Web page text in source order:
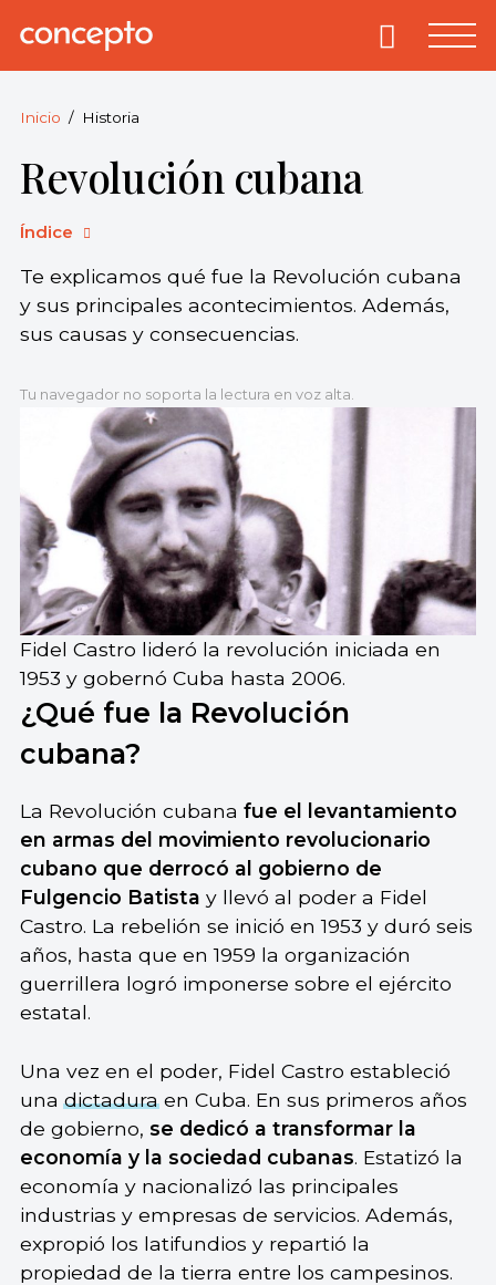
Concepto.
derechos
reservados.
Primary
Inicio Historia
Revolución cubana
Índice
Te explicamos qué fue la Revolución cubana
y sus principales acontecimientos. Además,
sus causas y consecuencias.
Tu navegador no soporta la lectura en voz alta.
Fidel Castro lideró la revolución iniciada en
1953 y gobernó Cuba hasta 2006.
¿Qué fue la Revolución
cubana?
La Revolución cubana fue el levantamiento
en armas del movimiento revolucionario
cubano que derrocó al gobierno de
Fulgencio Batista y llevó al poder a Fidel
Castro. La rebelión se inició en 1953 y duró seis
años, hasta que en 1959 la organización
guerrillera logró imponerse sobre el ejército
estatal.
Una vez en el poder, Fidel Castro estableció
unadictaduraen Cuba. En sus primeros años
de gobierno, se dedicó a transformar la
economía y la sociedad cubanas. Estatizó la
economía y nacionalizó las principales
industrias y empresas de servicios. Además,
expropió los latifundios y repartió la
propiedad de la tierra entre los campesinos.